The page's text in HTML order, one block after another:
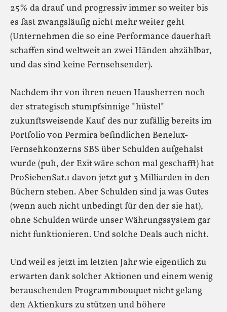
25% da drauf und progressiv immer so weiter bis
es fast zwangsläufig nicht mehr weiter geht
(Unternehmen die so eine Performance dauerhaft
schaffen sind weltweit an zwei Händen abzählbar,
und das sind keine Fernsehsender).
Nachdem ihr von ihren neuen Hausherren noch
der strategisch stumpfsinnige *hüstel*
zukunftsweisende Kauf des nur zufällig bereits im
Portfolio von Permira befindlichen Benelux-
Fernsehkonzerns SBS über Schulden aufgehalst
wurde (puh, der Exit wäre schon mal geschafft) hat
ProSiebenSat.1 davon jetzt gut 3 Milliarden in den
Büchern stehen. Aber Schulden sind ja was Gutes
(wenn auch nicht unbedingt für den der sie hat),
ohne Schulden würde unser Währungssystem gar
nicht funktionieren. Und solche Deals auch nicht.
Und weil es jetzt im letzten Jahr wie eigentlich zu
erwarten dank solcher Aktionen und einem wenig
berauschenden Programmbouquet nicht gelang
den Aktienkurs zu stützen und höhere